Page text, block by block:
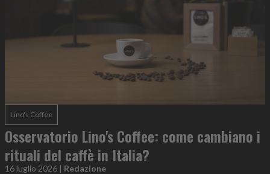
Lino's Coffee
Osservatorio Lino's Coffee: come cambiano i
rituali del caffè in Italia?
16 luglio 2026 | Redazione